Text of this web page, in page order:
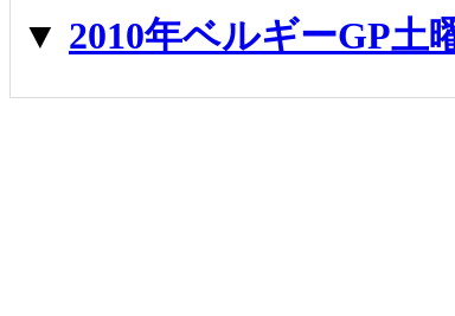
▼ 2010年ベルギーGP土